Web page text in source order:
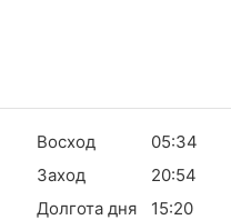
Восход
05:34
Заход
20:54
Долгота дня
15:20